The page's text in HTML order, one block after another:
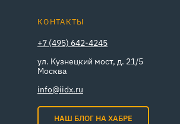
КОНТАКТЫ
+7 (495) 642-4245
ул. Кузнецкий мост, д. 21/5
Москва
info@iidx.ru
НАШ БЛОГ НА ХАБРЕ